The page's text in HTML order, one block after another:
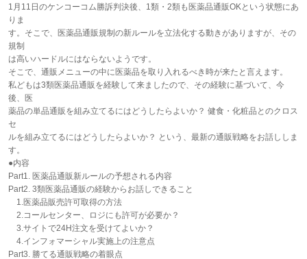
1月11日のケンコーコム勝訴判決後、1類・2類も医薬品通販OKという状態にあ
りま
す。そこで、医薬品通販規制の新ルールを立法化する動きがありますが、その
規制
は高いハードルにはならないようです。
そこで、通販メニューの中に医薬品を取り入れるべき時が来たと言えます。
私どもは3類医薬品通販を経験して来ましたので、その経験に基づいて、今
後、医
薬品の単品通販を組み立てるにはどうしたらよいか？ 健食・化粧品とのクロス
セ
ルを組み立てるにはどうしたらよいか？ という、最新の通販戦略をお話ししま
す。
●内容
Part1. 医薬品通販新ルールの予想される内容
Part2. 3類医薬品通販の経験からお話しできること
1.医薬品販売許可取得の方法
2.コールセンター、ロジにも許可が必要か？
3.サイトで24H注文を受けてよいか？
4.インフォマーシャル実施上の注意点
Part3. 勝てる通販戦略の着眼点